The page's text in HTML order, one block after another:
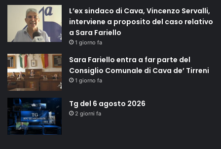
L’ex sindaco di Cava, Vincenzo Servalli,
interviene a proposito del caso relativo
a Sara Fariello
1 giorno fa
Sara Fariello entra a far parte del
Consiglio Comunale di Cava de’ Tirreni
1 giorno fa
Tg del 6 agosto 2026
2 giorni fa